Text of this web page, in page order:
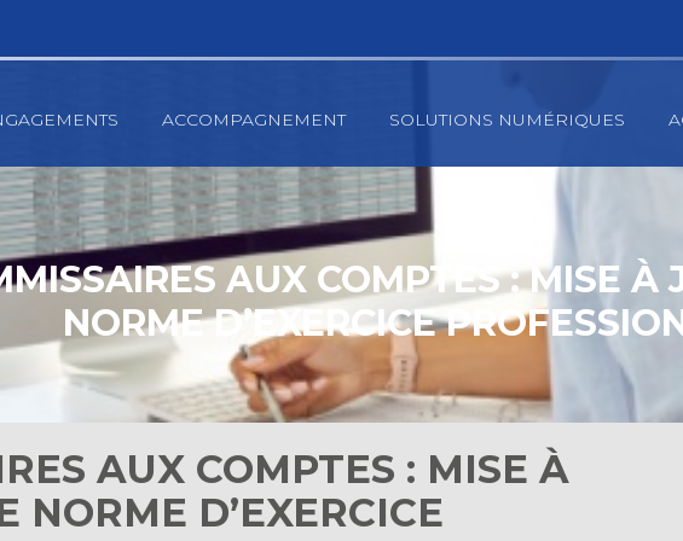
ACCOMPAGNEMENT SOLUTIONS NUMÉRIQUES
AUX COMPTES : MISE À
NORME D’EXERCICE
AUX COMPTES : MISE À
NORME D’EXERCICE